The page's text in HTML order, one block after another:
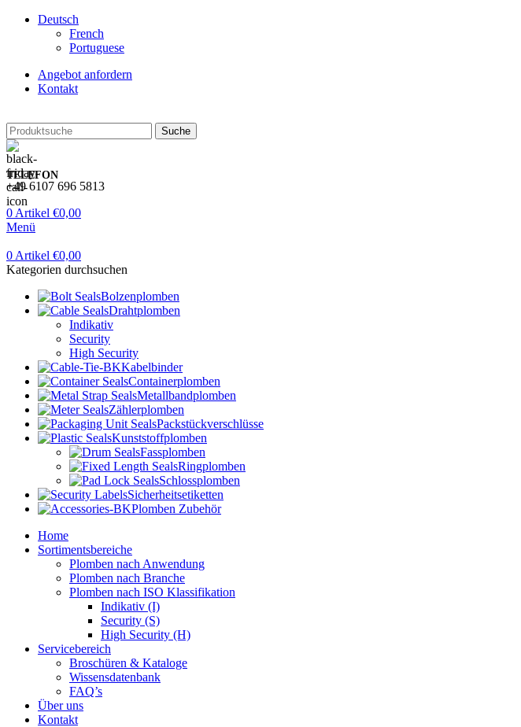
Deutsch
French
Portuguese
Angebot anfordern
Kontakt
Suche
TELEFON
+49 6107 696 5813
0 Artikel €0,00
Menü
0 Artikel €0,00
Kategorien durchsuchen
Bolzenplomben
Drahtplomben
Indikativ
Security
High Security
Kabelbinder
Containerplomben
Metallbandplomben
Zählerplomben
Packstückverschlüsse
Kunststoffplomben
Fassplomben
Ringplomben
Schlossplomben
Sicherheitsetiketten
Plomben Zubehör
Home
Sortimentsbereiche
Plomben nach Anwendung
Plomben nach Branche
Plomben nach ISO Klassifikation
Indikativ (I)
Security (S)
High Security (H)
Servicebereich
Broschüren & Kataloge
Wissensdatenbank
FAQ’s
Über uns
Kontakt